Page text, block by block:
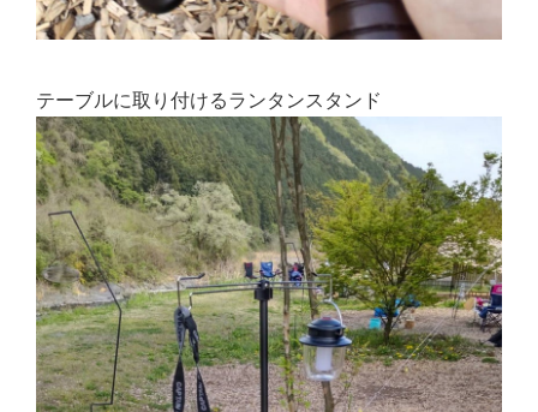
テーブルに取り付けるランタンスタンド